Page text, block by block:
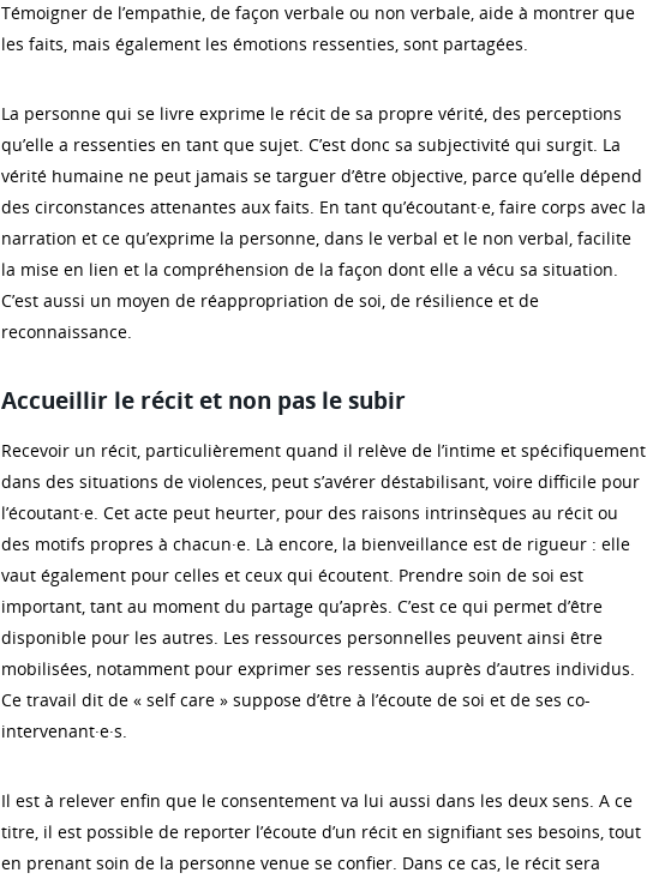
Témoigner de l’empathie, de façon verbale ou non verbale, aide à montrer que
les faits, mais également les émotions ressenties, sont partagées.
La personne qui se livre exprime le récit de sa propre vérité, des perceptions
qu’elle a ressenties en tant que sujet. C’est donc sa subjectivité qui surgit. La
vérité humaine ne peut jamais se targuer d’être objective, parce qu’elle dépend
des circonstances attenantes aux faits. En tant qu’écoutant·e, faire corps avec la
narration et ce qu’exprime la personne, dans le verbal et le non verbal, facilite
la mise en lien et la compréhension de la façon dont elle a vécu sa situation.
C’est aussi un moyen de réappropriation de soi, de résilience et de
reconnaissance.
Accueillir le récit et non pas le subir
Recevoir un récit, particulièrement quand il relève de l’intime et spécifiquement
dans des situations de violences, peut s’avérer déstabilisant, voire difficile pour
l’écoutant·e. Cet acte peut heurter, pour des raisons intrinsèques au récit ou
des motifs propres à chacun·e. Là encore, la bienveillance est de rigueur : elle
vaut également pour celles et ceux qui écoutent. Prendre soin de soi est
important, tant au moment du partage qu’après. C’est ce qui permet d’être
disponible pour les autres. Les ressources personnelles peuvent ainsi être
mobilisées, notamment pour exprimer ses ressentis auprès d’autres individus.
Ce travail dit de « self care » suppose d’être à l’écoute de soi et de ses co-
intervenant·e·s.
Il est à relever enfin que le consentement va lui aussi dans les deux sens. A ce
titre, il est possible de reporter l’écoute d’un récit en signifiant ses besoins, tout
en prenant soin de la personne venue se confier. Dans ce cas, le récit sera